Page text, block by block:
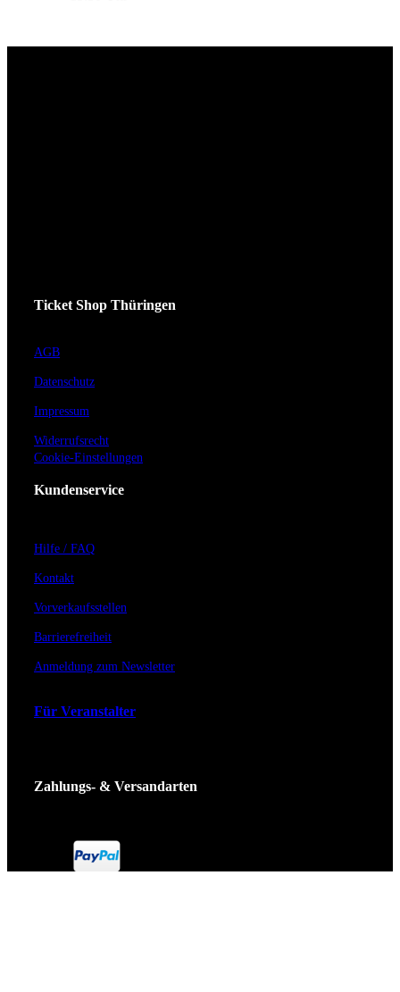
Ticket Shop Thüringen
AGB
Datenschutz
Impressum
Widerrufsrecht
Cookie-Einstellungen
Kundenservice
Hilfe / FAQ
Kontakt
Vorverkaufsstellen
Barrierefreiheit
Anmeldung zum Newsletter
Für Veranstalter
Zahlungs- & Versandarten